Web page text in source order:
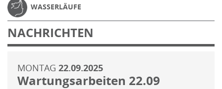
WASSERLÄUFE
NACHRICHTEN
MONTAG 22.09.2025
Wartungsarbeiten 22.09